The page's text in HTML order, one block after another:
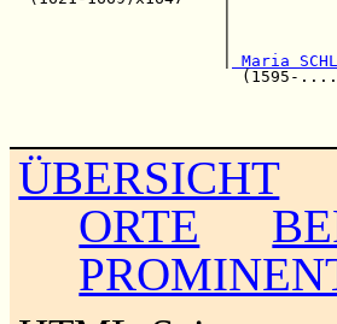
|
Maria
ÜBERSICHT
ORTE